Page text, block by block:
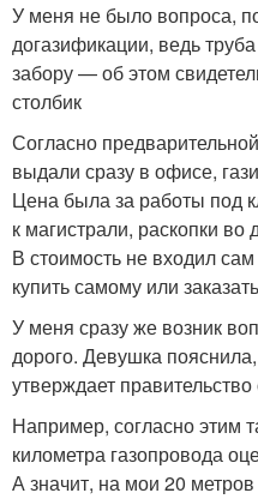
У меня не было вопроса,
догазификации, ведь
забору — об этом
столбик
Согласно
выдали сразу в офисе,
Цена была за работы под
к магистрали, раскопки во
В стоимость не входил
купить самому или
У меня сразу же возник
дорого. Девушка
утверждает правительство
Например, согласно этим
километра газопровода
А значит, на мои 20